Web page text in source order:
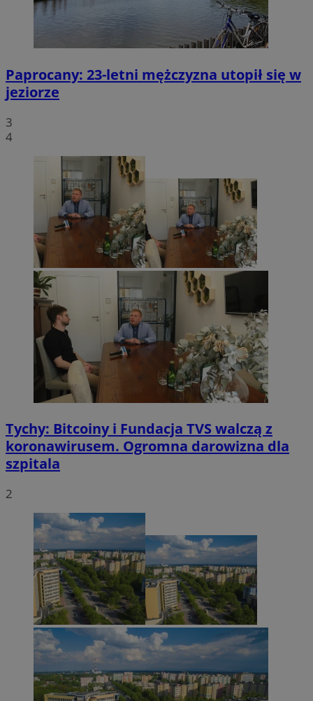
Paprocany: 23-letni mężczyzna utopił się w
jeziorze
3
4
Tychy: Bitcoiny i Fundacja TVS walczą z
koronawirusem. Ogromna darowizna dla
szpitala
2